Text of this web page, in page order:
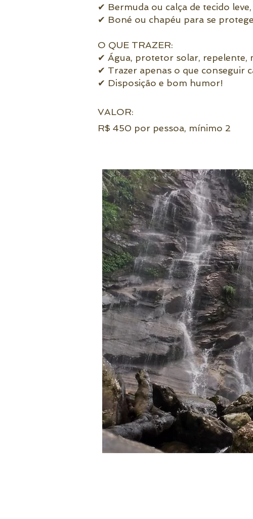
✔ Bermuda ou calça de tecido
✔ Boné ou chapéu para se
O QUE TRAZER:
✔ Água, protetor solar, repelente,
✔ Trazer apenas o que conseguir
✔ Disposição e bom humor!
VALOR:
R$ 450 por pessoa, mínimo 2